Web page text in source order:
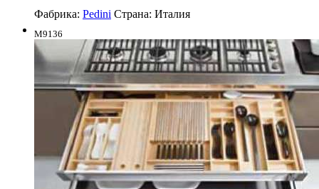
Фабрика: Pedini Страна: Италия
M9136